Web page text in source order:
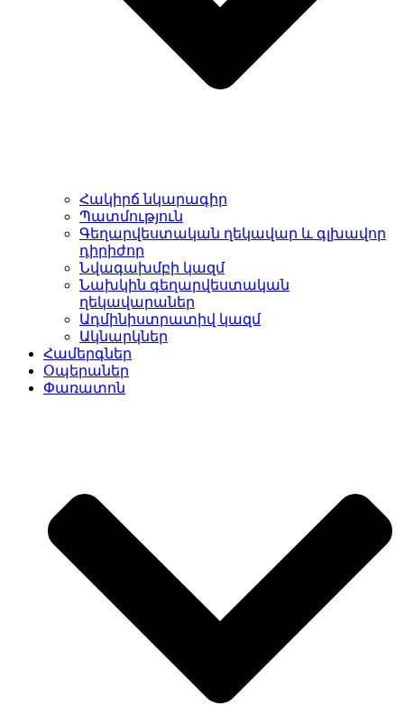
Հակիրճ նկարագիր
Պատմություն
Գեղարվեստական ղեկավար և գլխավոր
դիրիժոր
Նվագախմբի կազմ
Նախկին գեղարվեստական
ղեկավարաներ
Ադմինիստրատիվ կազմ
Ակնարկներ
Համերգներ
Օպերաներ
Փառատոն